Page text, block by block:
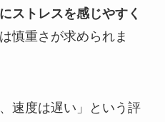
ストレスを感じやすく
慎重さが求められま
速度は遅い」という評